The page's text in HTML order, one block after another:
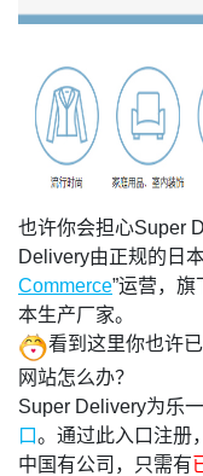
也许你会担心Super
Delivery由正规的日
Commerce”运营，
本生产厂家。
看到这里你也许
网站怎么办？
Super Delivery为乐
口。通过此入口注册
中国有公司，只需有